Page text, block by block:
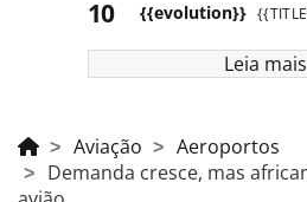
{{evolution}}
Leia mais
Aviação
Aeroportos
Demanda cresce, mas